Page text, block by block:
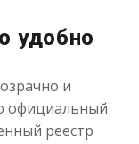
50 000₽
до 30 дня
удобно
и
официальный
реестр